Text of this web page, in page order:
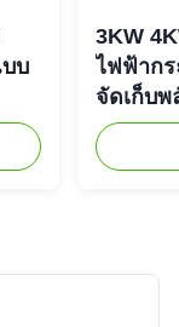
บ
3KW
ไฟฟ้าก
จัดเก็บพ